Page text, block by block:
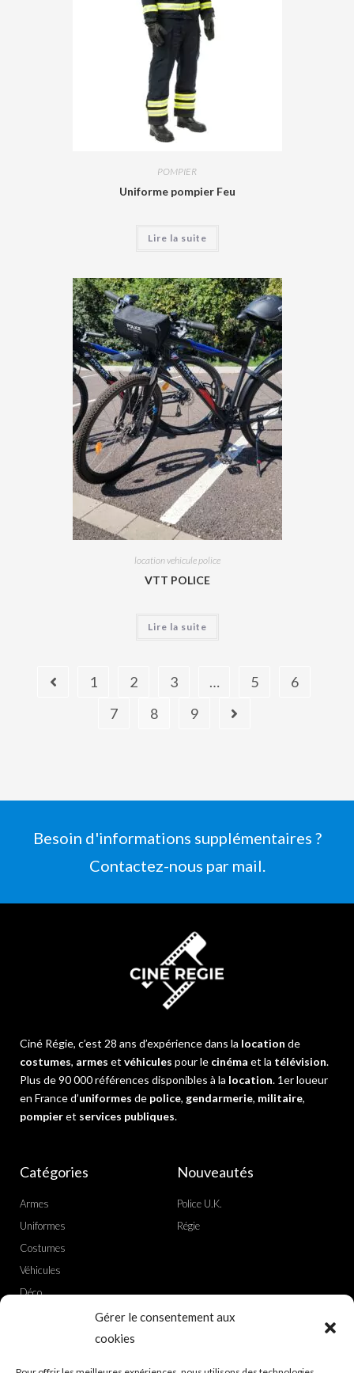
Gérer le consentement aux
cookies
POMPIER
Uniforme pompier Feu
Lire la suite
location vehicule police
VTT POLICE
Lire la suite
1 2 3 … 5
6
7
8 9
Besoin d'informations supplémentaires ?
Contactez-nous par mail.
Ciné Régie, c’est 28 ans d’expérience dans la location de
costumes, armes et véhicules pour le cinéma et la télévision.
Plus de 90 000 références disponibles à la location. 1er loueur
en France d’uniformes de police, gendarmerie, militaire,
pompieret services publiques.
Catégories
Armes
Uniformes
Costumes
Véhicules
Déco
Nouveautés
Police U.K.
Régie